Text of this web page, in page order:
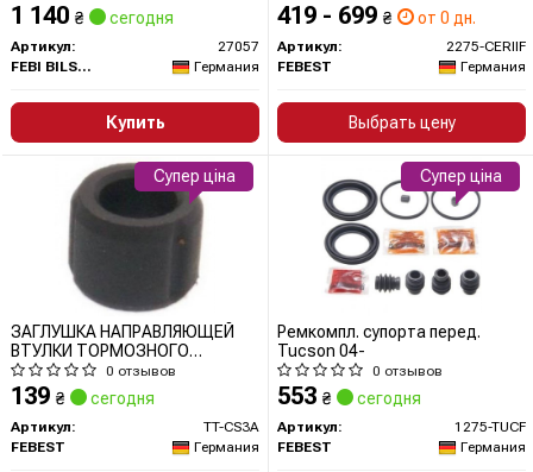
1 140 ₴ сегодня
Артикул:
27057
FEBI BILSTEIN
Германия
Купить
419 - 699 ₴ от 0 дн.
Артикул:
2275-CERIIF
FEBEST
Германия
Выбрать цену
ЗАГЛУШКА НАПРАВЛЯЮЩЕЙ
ВТУЛКИ ТОРМОЗНОГО
СУПОРТА
0 отзывов
139 ₴ сегодня
Артикул:
TT-CS3A
FEBEST
Германия
Супер ціна
Ремкомпл. супорта перед.
Tucson 04-
0 отзывов
553 ₴ сегодня
Артикул:
1275-TUCF
FEBEST
Германия
Супер ціна